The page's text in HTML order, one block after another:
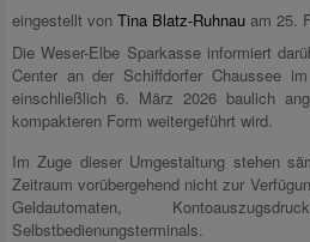
eingestellt von Tina Blatz-Ruhnau am 25.
Die Weser-Elbe Sparkasse informiert
Center an der Schiffdorfer Chaussee
einschließlich 6. März 2026 baulich
kompakteren Form weitergeführt wird.
Im Zuge dieser Umgestaltung stehen
Zeitraum vorübergehend nicht zur
Geldautomaten,
Selbstbedienungsterminals.